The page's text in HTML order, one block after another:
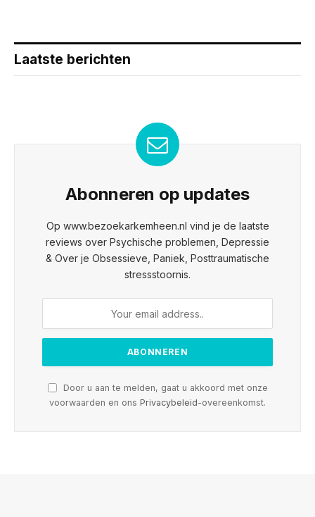
Laatste berichten
Abonneren op updates
Op www.bezoekarkemheen.nl vind je de laatste
reviews over Psychische problemen, Depressie
& Over je Obsessieve, Paniek, Posttraumatische
stressstoornis.
Door u aan te melden, gaat u akkoord met onze
voorwaarden en ons Privacybeleid-overeenkomst.